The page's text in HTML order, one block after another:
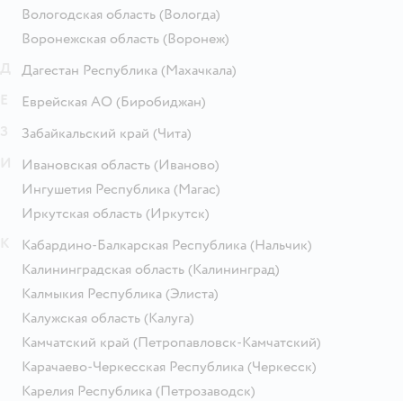
Вологодская область (Вологда)
Воронежская область (Воронеж)
Дагестан Республика (Махачкала)
Еврейская АО (Биробиджан)
Забайкальский край (Чита)
Ивановская область (Иваново)
Ингушетия Республика (Магас)
Иркутская область (Иркутск)
Кабардино-Балкарская Республика (Нальчик)
Калининградская область (Калининград)
Калмыкия Республика (Элиста)
Калужская область (Калуга)
Камчатский край (Петропавловск-Камчатский)
Карачаево-Черкесская Республика (Черкесск)
Карелия Республика (Петрозаводск)